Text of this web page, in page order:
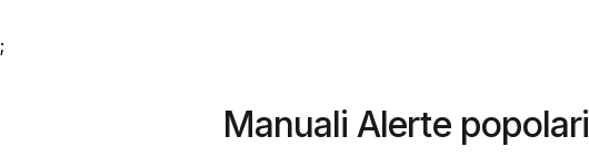
;
Manuali Alerte popolari